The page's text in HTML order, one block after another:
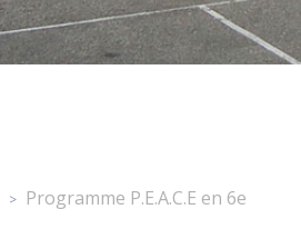
> Programme P.E.A.C.E en 6e